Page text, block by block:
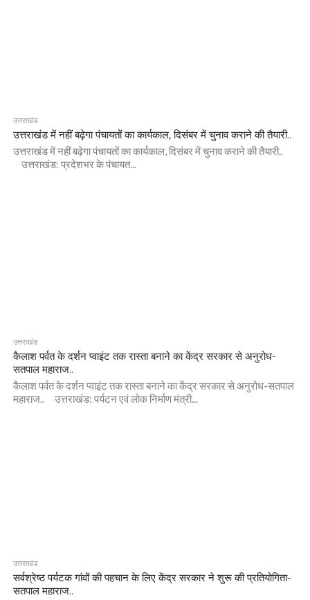
उत्तराखंड
उत्तराखंड में नहीं बढ़ेगा पंचायतों का कार्यकाल, दिसंबर में चुनाव कराने की तैयारी..
उत्तराखंड में नहीं बढ़ेगा पंचायतों का कार्यकाल, दिसंबर में चुनाव कराने की तैयारी..
उत्तराखंड: प्रदेशभर के पंचायत...
उत्तराखंड
कैलाश पर्वत के दर्शन प्वाइंट तक रास्ता बनाने का केंद्र सरकार से अनुरोध-
सतपाल महाराज..
कैलाश पर्वत के दर्शन प्वाइंट तक रास्ता बनाने का केंद्र सरकार से अनुरोध-सतपाल
महाराज.. उत्तराखंड: पर्यटन एवं लोक निर्माण मंत्री...
उत्तराखंड
सर्वश्रेष्ठ पर्यटक गांवों की पहचान के लिए केंद्र सरकार ने शुरू की प्रतियोगिता-
सतपाल महाराज..